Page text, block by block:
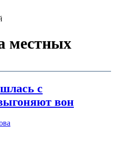
местных
с
вон